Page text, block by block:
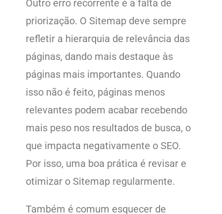
Outro erro recorrente é a falta de
priorização. O Sitemap deve sempre
refletir a hierarquia de relevância das
páginas, dando mais destaque às
páginas mais importantes. Quando
isso não é feito, páginas menos
relevantes podem acabar recebendo
mais peso nos resultados de busca, o
que impacta negativamente o SEO.
Por isso, uma boa prática é revisar e
otimizar o Sitemap regularmente.
Também é comum esquecer de